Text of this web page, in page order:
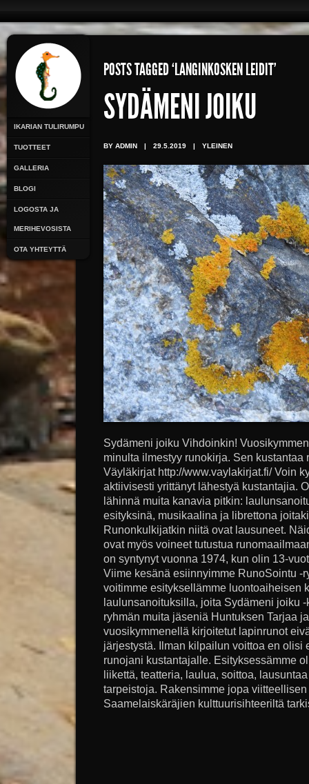
IKARIAN TULIRUMPU
TUOTTEET
GALLERIA
BLOGI
LOGOSTA JA
MERIHEVOSISTA
OTA YHTEYTTÄ
POSTS TAGGED ‘LANGINKOSKEN LEIDIT’
SYDÄMENI JOIKU
BY ADMIN | 29.5.2019 | YLEINEN
Sydämeni joiku Vihdoinkin!
minulta ilmestyy runokirja. Sen kustantaa
Väyläkirjat http://www.vaylakirjat.fi/ Voin
aktiivisesti yrittänyt lähestyä kustantajia.
lähinnä muita kanavia pitkin:
esityksinä, musikaalina ja librettona
Runonkulkijatkin niitä ovat lausuneet.
ovat myös voineet tutustua
on syntynyt vuonna 1974, kun olin 13-
Viime kesänä esiinnyimme RunoSointu -
voitimme esityksellämme luontoaiheisen
laulunsanoituksilla, joita Sydämeni joiku
ryhmän muita jäseniä Huntuksen Tarjaa
vuosikymmenellä kirjoitetut lapinrunot
järjestystä. Ilman kilpailun voittoa en olisi
runojani kustantajalle. Esityksessämme
liikettä, teatteria, laulua, soittoa,
tarpeistoja. Rakensimme jopa
Saamelaiskäräjien kulttuurisihteeriltä